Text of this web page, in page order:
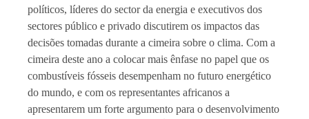
políticos, líderes do sector da energia e executivos dos
sectores público e privado discutirem os impactos das
decisões tomadas durante a cimeira sobre o clima. Com a
cimeira deste ano a colocar mais ênfase no papel que os
combustíveis fósseis desempenham no futuro energético
do mundo, e com os representantes africanos a
apresentarem um forte argumento para o desenvolvimento